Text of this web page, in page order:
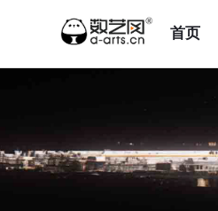
首页